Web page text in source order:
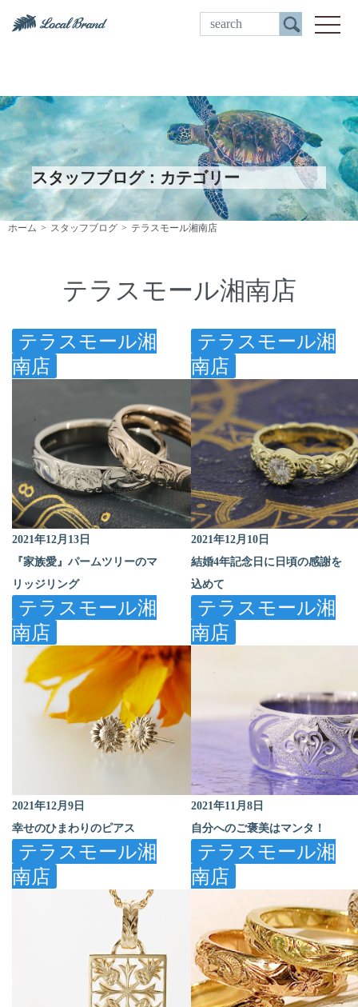
ご来店予約
スタッフブログ：カテゴリー
ホーム スタッフブログ テラスモール湘南店
テラスモール湘南店
テラスモール湘
南店
2021年12月13日
『家族愛』パームツリーのマ
リッジリング
テラスモール湘
南店
2021年12月10日
結婚4年記念日に日頃の感謝を
込めて
テラスモール湘
南店
2021年12月9日
幸せのひまわりのピアス
テラスモール湘
南店
2021年11月8日
自分へのご褒美はマンタ！
テラスモール湘
南店
テラスモール湘
南店